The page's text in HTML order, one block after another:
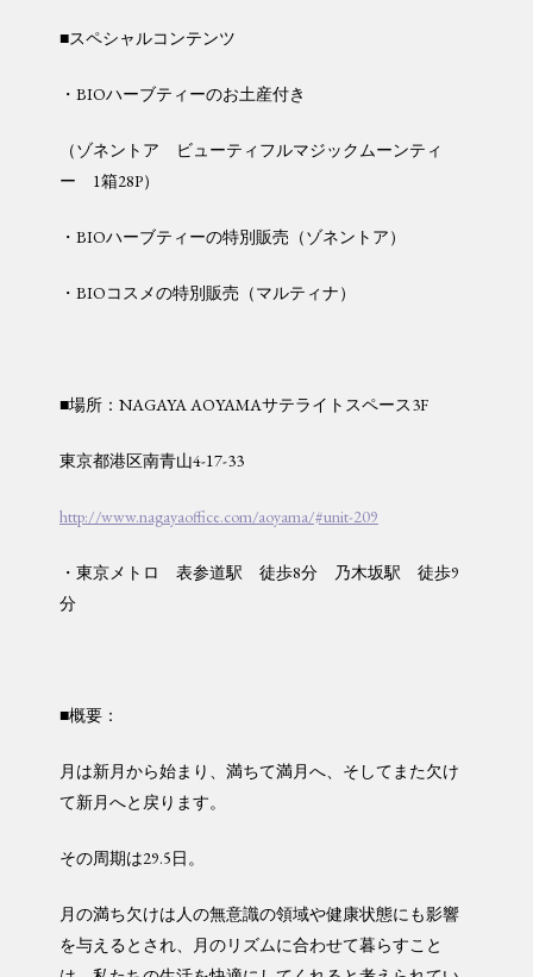
■スペシャルコンテンツ
・BIOハーブティーのお土産付き
（ゾネントア ビューティフルマジックムーンティ
ー 1箱28P）
・BIOハーブティーの特別販売（ゾネントア）
・BIOコスメの特別販売（マルティナ）
■場所：NAGAYA AOYAMAサテライトスペース3F
東京都港区南青山4-17-33
http://www.nagayaoffice.com/aoyama/#unit-209
・東京メトロ 表参道駅 徒歩8分 乃木坂駅 徒歩9
分
■概要：
月は新月から始まり、満ちて満月へ、そしてまた欠け
て新月へと戻ります。
その周期は29.5日。
月の満ち欠けは人の無意識の領域や健康状態にも影響
を与えるとされ、月のリズムに合わせて暮らすこと